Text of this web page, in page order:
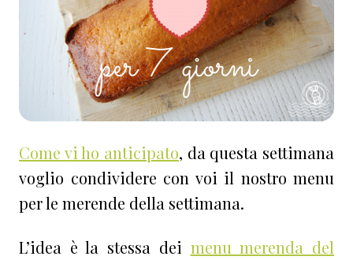
Come vi ho anticipato, da questa settimana
voglio condividere con voi il nostro menu
per le merende della settimana.
L’idea è la stessa dei menu merenda del